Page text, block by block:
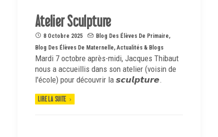
Atelier Sculpture
8 Octobre 2025 Blog Des Élèves De Primaire,
Blog Des Élèves De Maternelle, Actualités & Blogs
Mardi 7 octobre après-midi, Jacques Thibaut
nous a accueillis dans son atelier (voisin de
l'école) pour découvrir la 𝙨𝙘𝙪𝙡𝙥𝙩𝙪𝙧𝙚.
LIRE LA SUITE